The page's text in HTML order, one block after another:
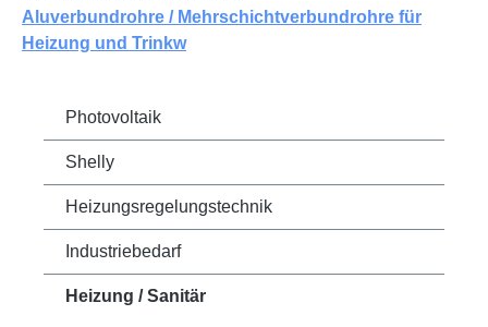
Aluverbundrohre / Mehrschichtverbundrohre für
Heizung und Trinkw
Photovoltaik
Shelly
Heizungsregelungstechnik
Industriebedarf
Heizung / Sanitär